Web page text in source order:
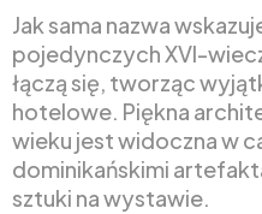
Jak sama nazwa
pojedynczych XVI-
łączą się, tworząc
hotelowe. Piękna
wieku jest widoczna w
dominikańskimi
sztuki na wystawie.